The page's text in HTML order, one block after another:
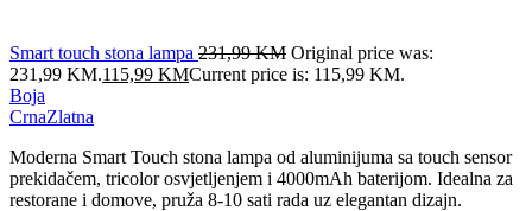
Smart touch stona lampa 231,99KM Original price was:
231,99 KM.115,99 KMCurrent price is: 115,99 KM.
Boja
CrnaZlatna
Moderna Smart Touch stona lampa od aluminijuma sa touch sensor
prekidačem, tricolor osvjetljenjem i 4000mAh baterijom. Idealna za
restorane i domove, pruža 8-10 sati rada uz elegantan dizajn.